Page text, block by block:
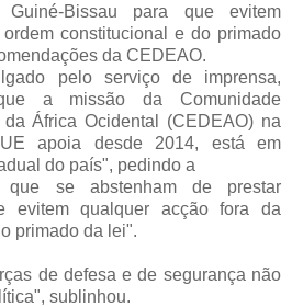
Bissau para que evitem
constitucional e do primado
da CEDEAO.
pelo serviço de imprensa,
a missão da Comunidade
África Ocidental (CEDEAO) na
apoia desde 2014, está em
do país", pedindo a
que se abstenham de prestar
evitem qualquer acção fora da
primado da lei".
de defesa e de segurança não
sublinhou.